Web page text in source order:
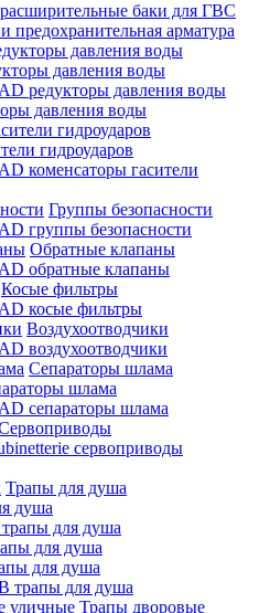
баки для ГВС
предохранительная арматура
давления воды
редукторы давления воды
давления воды
гидроударов
коменсаторы гасители
Группы безопасности
группы безопасности
Обратные клапаны
обратные клапаны
Косые фильтры
косые фильтры
Воздухоотводчики
воздухоотводчики
Сепараторы шлама
шлама
сепараторы шлама
сервоприводы
Трапы для душа
душа
для душа
для душа
для душа
трапы для душа
Трапы дворовые